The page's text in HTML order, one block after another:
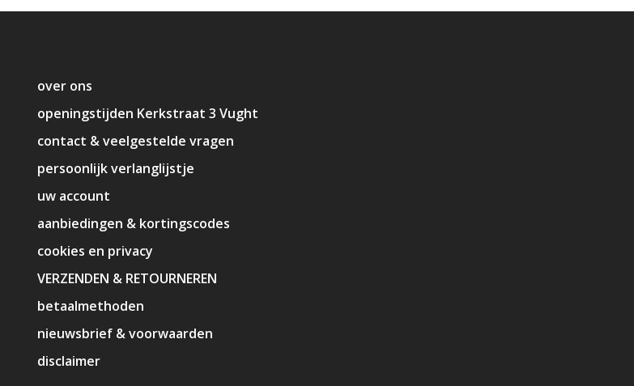
over ons
openingstijden Kerkstraat 3 Vught
contact & veelgestelde vragen
persoonlijk verlanglijstje
uw account
aanbiedingen & kortingscodes
cookies en privacy
VERZENDEN & RETOURNEREN
betaalmethoden
nieuwsbrief & voorwaarden
disclaimer